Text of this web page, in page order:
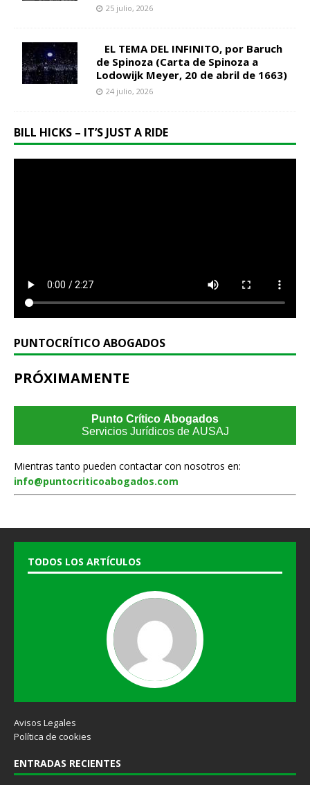
25 julio, 2026
EL TEMA DEL INFINITO, por Baruch
de Spinoza (Carta de Spinoza a
Lodowijk Meyer, 20 de abril de 1663)
24 julio, 2026
BILL HICKS – IT’S JUST A RIDE
PUNTOCRÍTICO ABOGADOS
PRÓXIMAMENTE
Punto Crítico Abogados
Servicios Jurídicos de AUSAJ
Mientras tanto pueden contactar con nosotros en:
info@puntocriticoabogados.com
TODOS LOS ARTÍCULOS
Avisos Legales
Política de cookies
ENTRADAS RECIENTES